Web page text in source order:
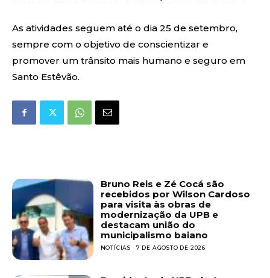
As atividades seguem até o dia 25 de setembro,
sempre com o objetivo de conscientizar e
promover um trânsito mais humano e seguro em
Santo Estêvão.
Bruno Reis e Zé Cocá são
recebidos por Wilson Cardoso
para visita às obras de
modernização da UPB e
destacam união do
municipalismo baiano
NOTÍCIAS 7 DE AGOSTO DE 2026